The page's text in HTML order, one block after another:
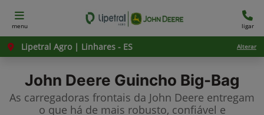
menu ligar
Lipetral Agro | Linhares - ES Alterar
John Deere Guincho Big-Bag
As carregadoras frontais da John Deere entregam
o que há de mais robusto, confiável e